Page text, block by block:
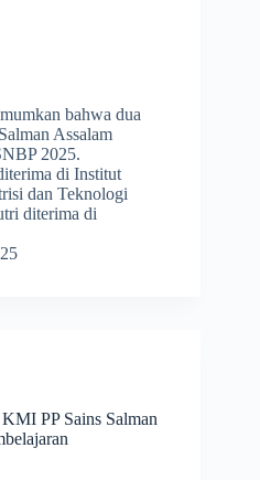
bahwa dua
Assalam
2025.
di Institut
dan Teknologi
diterima di
PP Sains Salman